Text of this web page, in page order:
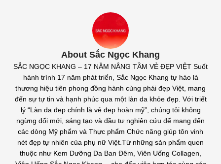
About Sắc Ngọc Khang
SẮC NGỌC KHANG – 17 NĂM NÂNG TẦM VẺ ĐẸP VIỆT Suốt
hành trình 17 năm phát triển, Sắc Ngọc Khang tự hào là
thương hiệu tiên phong đồng hành cùng phái đẹp Việt, mang
đến sự tự tin và hạnh phúc qua một làn da khỏe đẹp. Với triết
lý “Làn da đẹp chính là vẻ đẹp hoàn mỹ”, chúng tôi không
ngừng đổi mới, sáng tạo và đầu tư nghiên cứu để mang đến
các dòng Mỹ phẩm và Thực phẩm Chức năng giúp tôn vinh
nét đẹp tự nhiên của phụ nữ Việt.Từ những sản phẩm quen
thuộc như Kem Dưỡng Da Ban Đêm, Viên Uống Collagen,